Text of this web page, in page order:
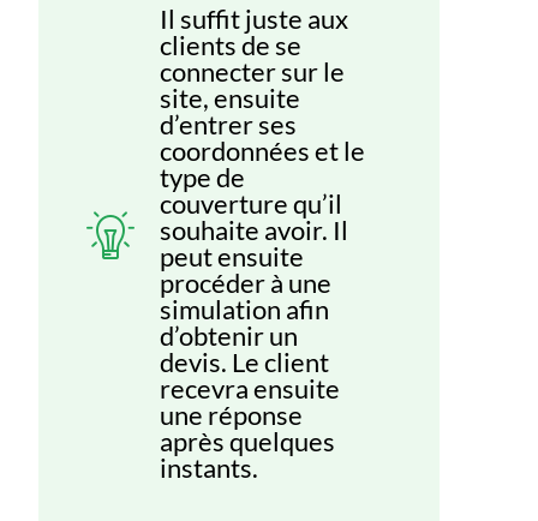
Il suffit juste aux
clients de se
connecter sur le
site, ensuite
d’entrer ses
coordonnées et le
type de
couverture qu’il
souhaite avoir. Il
peut ensuite
procéder à une
simulation afin
d’obtenir un
devis. Le client
recevra ensuite
une réponse
après quelques
instants.